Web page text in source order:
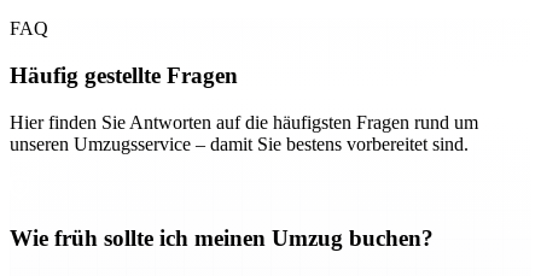
FAQ
Häufig gestellte Fragen
Hier finden Sie Antworten auf die häufigsten Fragen rund um
unseren Umzugsservice – damit Sie bestens vorbereitet sind.
Wie früh sollte ich meinen Umzug buchen?